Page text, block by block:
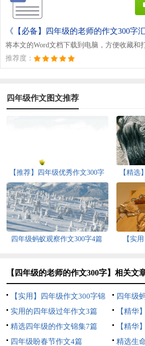
将本文的Word文档下载到电脑，方便收藏和
推荐度：
四年级作文图文推荐
【推荐】四年级优秀作文300字
汇编9篇
【精选
四年级蚂蚁观察作文300字4篇 【实
【四年级的老师的作文300字】相关文
【实用】四年级作文300字锦
集5篇
四年级
实用的四年级过年作文3篇
【精华
文1200
精选四年级的作文锦集7篇
【精华
合集九篇
四年级盼春节作文4篇 精选生